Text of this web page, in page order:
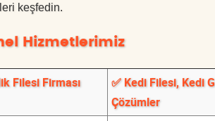
keşfedin.
Hizmetlerimiz
Filesi Firması
✅ Kedi Filesi, Kedi
Çözümler